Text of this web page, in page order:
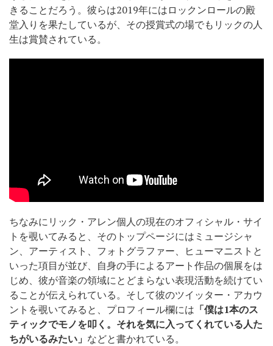
きることだろう。彼らは2019年にはロックンロールの殿
堂入りを果たしているが、その授賞式の場でもリックの人
生は賞賛されている。
ちなみにリック・アレン個人の現在のオフィシャル・サイ
トを覗いてみると、そのトップページにはミュージシャ
ン、アーティスト、フォトグラファー、ヒューマニストと
いった項目が並び、自身の手によるアート作品の個展をは
じめ、彼が音楽の領域にとどまらない表現活動を続けてい
ることが伝えられている。そして彼のツイッター・アカウ
ントを覗いてみると、プロフィール欄には 「僕は1本のス
ティックでモノを叩く。それを気に入ってくれている人た
ちがいるみたい」 などと書かれている。